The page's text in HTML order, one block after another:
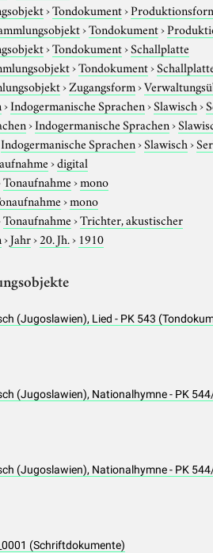
›Tondokument›
›Tondokument›
›Tondokument›Schallplatte
›Tondokument›
›Zugangsform›
›Indogermanische Sprachen›Slawisch›
›Indogermanische Sprachen›
Indogermanische Sprachen›Slawisch›
›digital
Tonaufnahme›mono
›mono
Tonaufnahme›Trichter, akustischer
›Jahr›20. Jh.› 1910
(Jugoslawien), Lied - PK 543
(Jugoslawien), Nationalhymne - PK
(Jugoslawien), Nationalhymne - PK
(Schriftdokumente)